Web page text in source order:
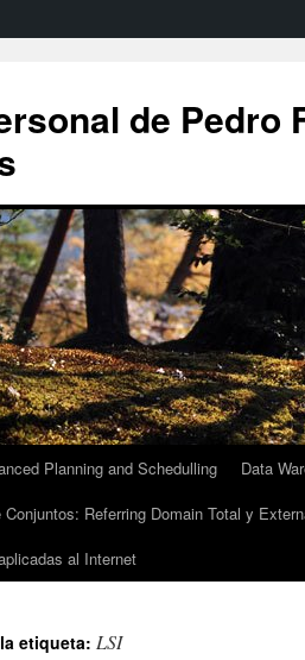
de Pedro
Planning and Schedulling Data
Conjuntos: Referring Domain Total y
al Internet
etiqueta: LSI